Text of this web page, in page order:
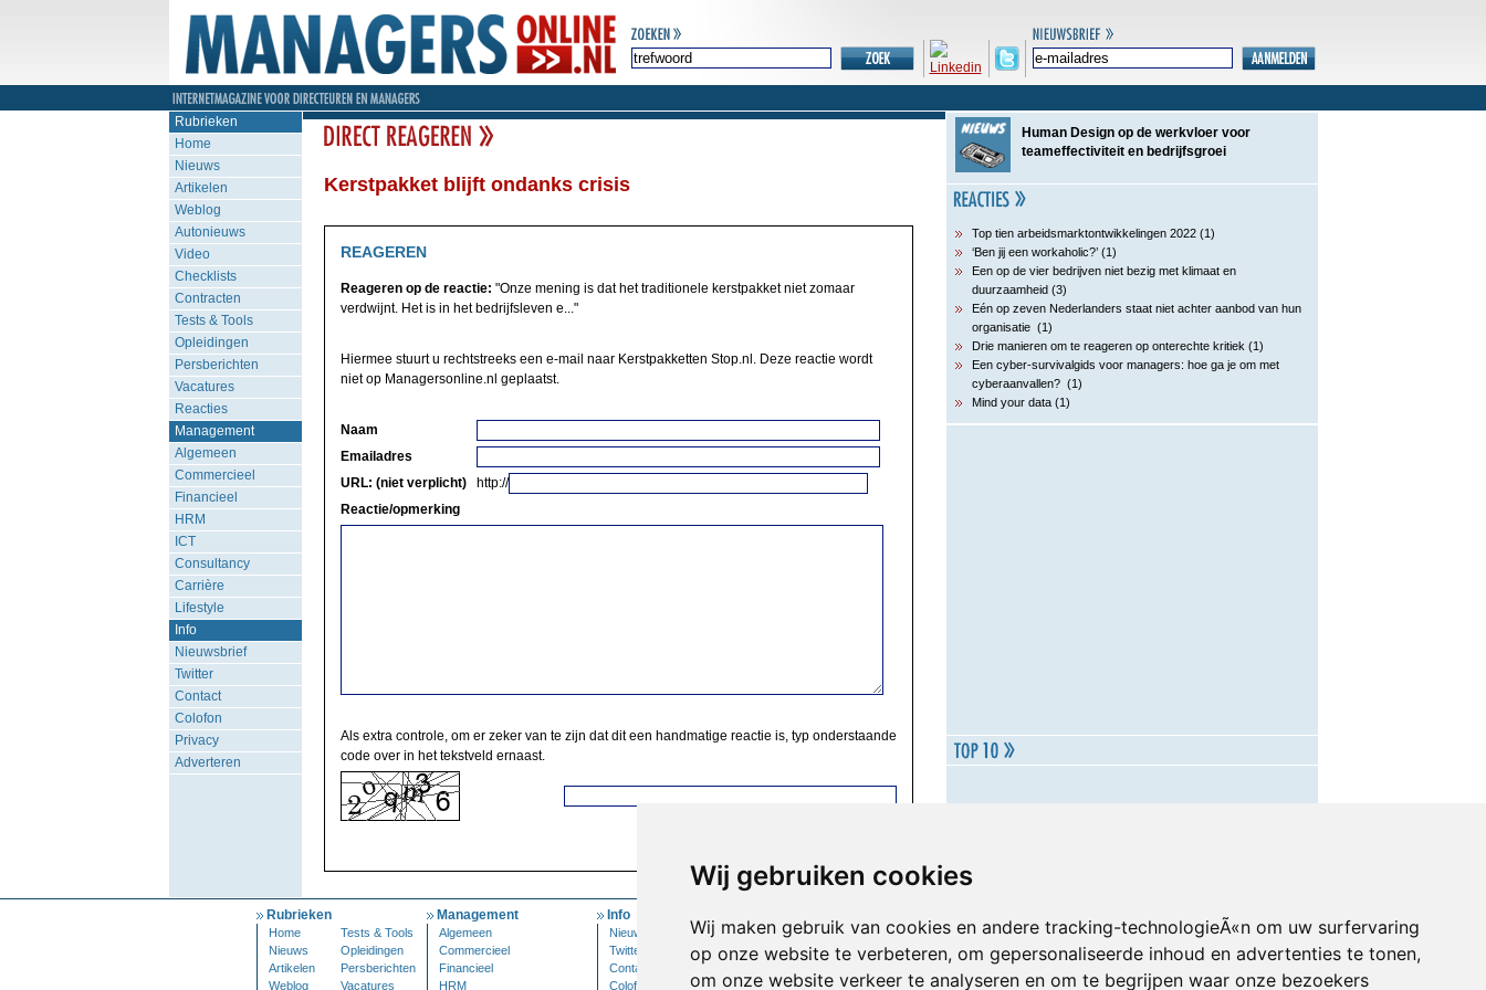
Wij gebruiken cookies
Wij maken gebruik van cookies en andere tracking-technologieÃ«n om uw surfervaring
op onze website te verbeteren, om gepersonaliseerde inhoud en advertenties te tonen,
om onze website verkeer te analyseren en om te begrijpen waar onze bezoekers
Rubrieken
Home
Nieuws
Artikelen
Weblog
Autonieuws
Video
Checklists
Contracten
Tests & Tools
Opleidingen
Persberichten
Vacatures
Reacties
Management
Algemeen
Commercieel
Financieel
HRM
ICT
Consultancy
Carrière
Lifestyle
Info
Nieuwsbrief
Twitter
Contact
Colofon
Privacy
Adverteren
Kerstpakket blijft ondanks crisis
REAGEREN
Reageren op de reactie: "Onze mening is dat het traditionele kerstpakket niet zomaar
verdwijnt. Het is in het bedrijfsleven e..."
Hiermee stuurt u rechtstreeks een e-mail naar Kerstpakketten Stop.nl. Deze reactie wordt
niet op Managersonline.nl geplaatst.
Naam
Emailadres
URL: (niet verplicht)
http://
Reactie/opmerking
Als extra controle, om er zeker van te zijn dat dit een handmatige reactie is, typ onderstaande
code over in het tekstveld ernaast.
Human Design op de werkvloer voor
teameffectiviteit en bedrijfsgroei
Top tien arbeidsmarktontwikkelingen 2022 (1)
‘Ben jij een workaholic?’ (1)
Een op de vier bedrijven niet bezig met klimaat en
duurzaamheid (3)
Eén op zeven Nederlanders staat niet achter aanbod van hun
organisatie (1)
Drie manieren om te reageren op onterechte kritiek (1)
Een cyber-survivalgids voor managers: hoe ga je om met
cyberaanvallen? (1)
Mind your data (1)
Rubrieken
Home
Tests & Tools
Nieuws
Opleidingen
Artikelen
Persberichten
Weblog
Vacatures
Management
Algemeen
Commercieel
Financieel
HRM
Info
Nieuwsbrief
Twitter
Contact
Colofon
Inloggen